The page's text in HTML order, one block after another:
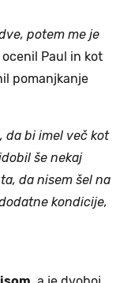
potem me je
Paul in kot
pomanjkanje
da bi imel več kot
še nekaj
da nisem šel na
kondicije,